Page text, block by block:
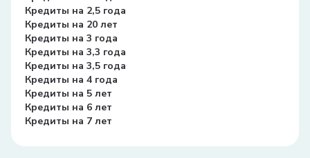
Кредиты на 2,5 года
Кредиты на 20 лет
Кредиты на 3 года
Кредиты на 3,3 года
Кредиты на 3,5 года
Кредиты на 4 года
Кредиты на 5 лет
Кредиты на 6 лет
Кредиты на 7 лет